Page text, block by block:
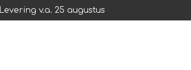
Levering v.a. 25 augustus